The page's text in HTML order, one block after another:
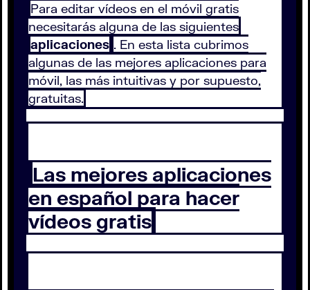
Para editar vídeos en el móvil gratis
necesitarás alguna de las siguientes
aplicaciones . En esta lista cubrimos
algunas de las mejores aplicaciones para
móvil, las más intuitivas y por supuesto,
gratuitas.
Las mejores aplicaciones
en español para hacer
vídeos gratis